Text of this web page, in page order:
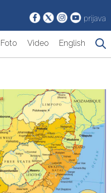
prijava
Foto Video English